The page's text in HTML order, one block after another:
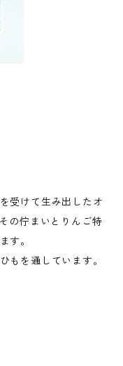
受けて生み出したオ
の佇まいとりんご特
す。
もを通しています。